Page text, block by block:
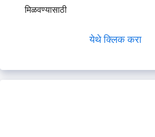
मिळवण्यासाठी
येथे क्लिक करा